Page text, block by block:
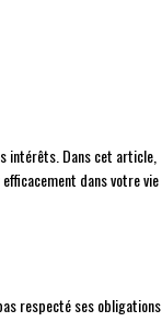
intérêts. Dans cet article,
dans votre vie
respecté ses obligations